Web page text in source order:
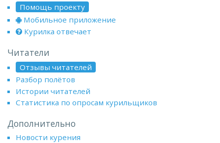
Помощь проекту
Мобильное приложение
Курилка отвечает
Читатели
Отзывы читателей
Разбор полётов
Истории читателей
Статистика по опросам курильщиков
Дополнительно
Новости курения